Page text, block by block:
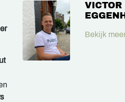
VICTOR
Bekijk